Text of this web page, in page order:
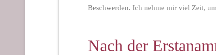
Beschwerden. Ich nehme mir viel Zeit,
Nach der